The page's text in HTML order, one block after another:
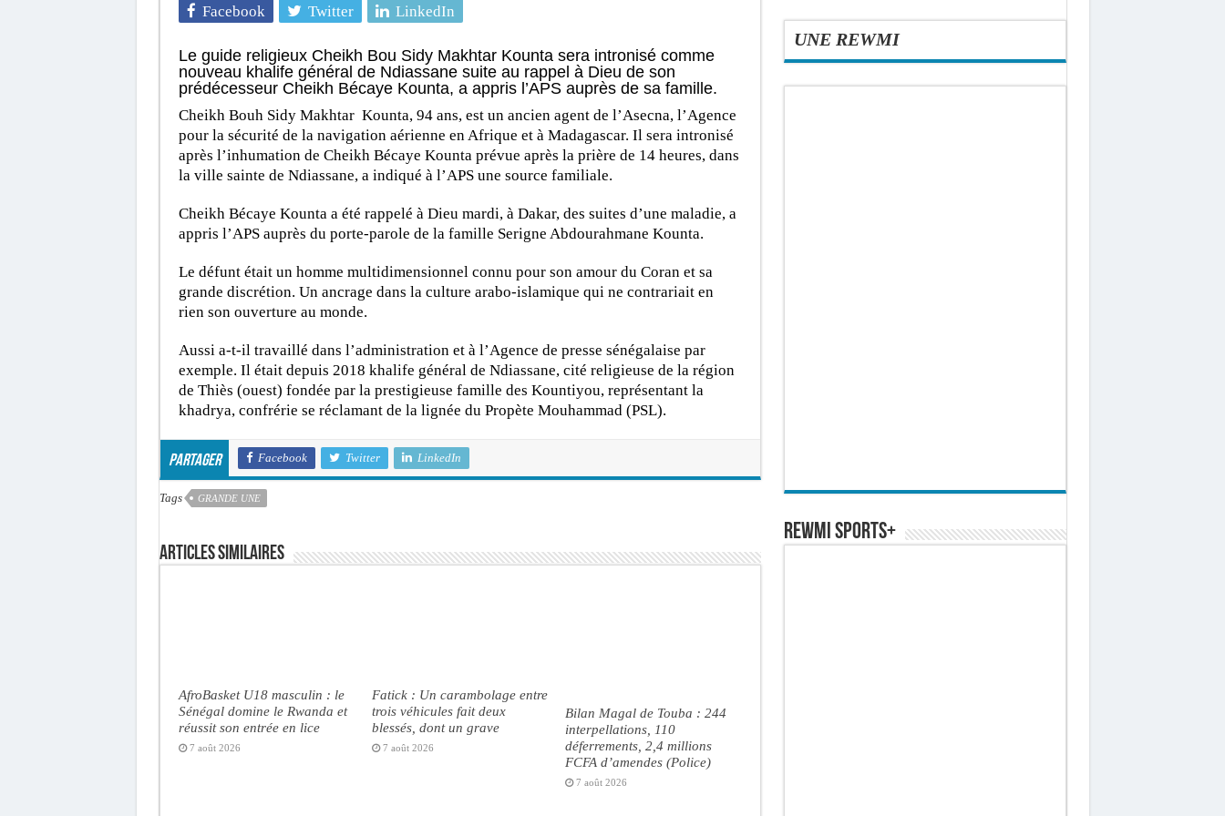
Facebook Twitter LinkedIn
Le guide religieux Cheikh Bou Sidy Makhtar Kounta sera intronisé comme
nouveau khalife général de Ndiassane suite au rappel à Dieu de son
prédécesseur Cheikh Bécaye Kounta, a appris l’APS auprès de sa famille.
Cheikh Bouh Sidy Makhtar Kounta, 94 ans, est un ancien agent de l’Asecna, l’Agence
pour la sécurité de la navigation aérienne en Afrique et à Madagascar. Il sera intronisé
après l’inhumation de Cheikh Bécaye Kounta prévue après la prière de 14 heures, dans
la ville sainte de Ndiassane, a indiqué à l’APS une source familiale.
Cheikh Bécaye Kounta a été rappelé à Dieu mardi, à Dakar, des suites d’une maladie, a
appris l’APS auprès du porte-parole de la famille Serigne Abdourahmane Kounta.
Le défunt était un homme multidimensionnel connu pour son amour du Coran et sa
grande discrétion. Un ancrage dans la culture arabo-islamique qui ne contrariait en
rien son ouverture au monde.
Aussi a-t-il travaillé dans l’administration et à l’Agence de presse sénégalaise par
exemple. Il était depuis 2018 khalife général de Ndiassane, cité religieuse de la région
de Thiès (ouest) fondée par la prestigieuse famille des Kountiyou, représentant la
khadrya, confrérie se réclamant de la lignée du Propète Mouhammad (PSL).
Partager Facebook Twitter LinkedIn
Tags GRANDE UNE
Articles similaires
AfroBasket U18 masculin : le
Sénégal domine le Rwanda et
réussit son entrée en lice
7 août 2026
Fatick : Un carambolage entre
trois véhicules fait deux
blessés, dont un grave
7 août 2026
Bilan Magal de Touba : 244
interpellations, 110
déferrements, 2,4 millions
FCFA d’amendes (Police)
7 août 2026
UNE REWMI
REWMI SPORTS+